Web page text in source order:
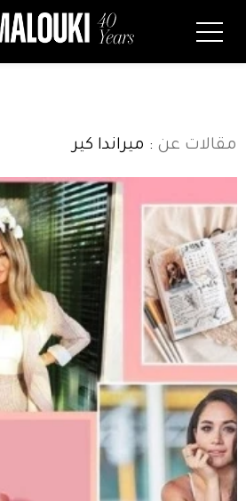
مقالات عن : ميراندا كير